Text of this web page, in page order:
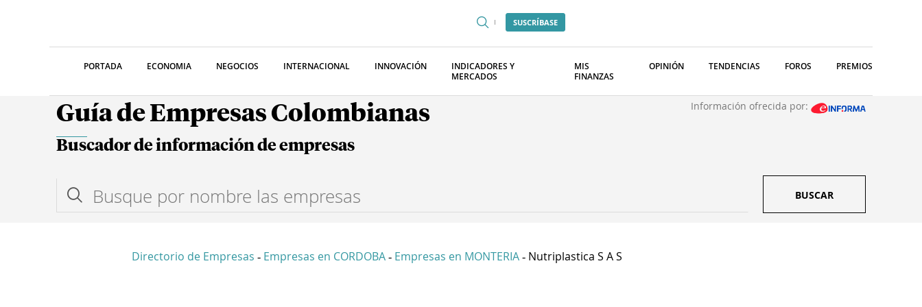
SUSCRÍBASE
PORTADA ECONOMIA NEGOCIOS INTERNACIONAL INNOVACIÓN
INDICADORES Y
MERCADOS
MIS
FINANZAS
OPINIÓN TENDENCIAS FOROS PREMIOS
Guía de Empresas Colombianas Información ofrecida por:
Buscador de información de empresas
BUSCAR
Directorio de Empresas - Empresas en CORDOBA - Empresas en MONTERIA - Nutriplastica S A S